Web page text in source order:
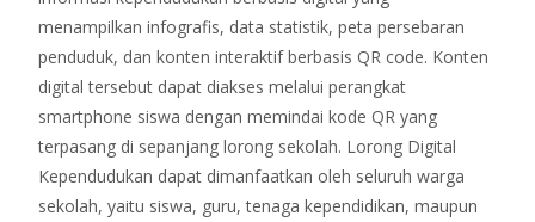
menampilkan infografis, data statistik, peta persebaran
penduduk, dan konten interaktif berbasis QR code. Konten
digital tersebut dapat diakses melalui perangkat
smartphone siswa dengan memindai kode QR yang
terpasang di sepanjang lorong sekolah. Lorong Digital
Kependudukan dapat dimanfaatkan oleh seluruh warga
sekolah, yaitu siswa, guru, tenaga kependidikan, maupun